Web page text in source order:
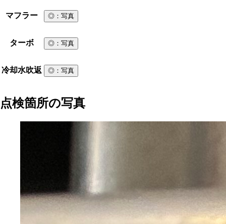
マフラー ◎ ：写真
ターボ ◎ ：写真
冷却水吹返 ◎ ：写真
点検箇所の写真